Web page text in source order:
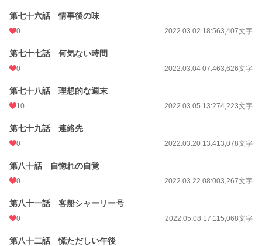
第七十六話 情事後の味
0 2022.03.02 18:563,407文字
第七十七話 何気ない時間
0 2022.03.04 07:463,626文字
第七十八話 理想的な週末
10 2022.03.05 13:274,223文字
第七十九話 連絡先
0 2022.03.20 13:413,078文字
第八十話 自惚れの自覚
0 2022.03.22 08:003,267文字
第八十一話 客船シャーリー号
0 2022.05.08 17:115,068文字
第八十二話 慌ただしい午後